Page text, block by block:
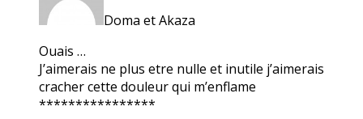
Doma et Akaza
Ouais …
J’aimerais ne plus etre nulle et inutile j’aimerais
cracher cette douleur qui m’enflame
****************